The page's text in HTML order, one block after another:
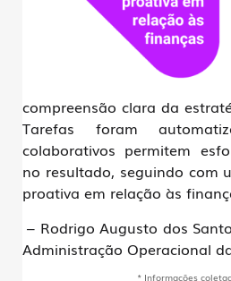
compreensão clara da
Tarefas foram
colaborativos permitem
no resultado, seguindo com
proativa em relação às
– Rodrigo Augusto dos
Administração Operacional
* Informações